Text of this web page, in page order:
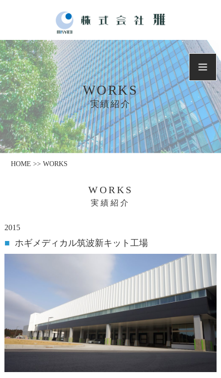
WORKS
実績紹介
HOME >> WORKS
WORKS
実績紹介
2015
■ ホギメディカル筑波新キット工場